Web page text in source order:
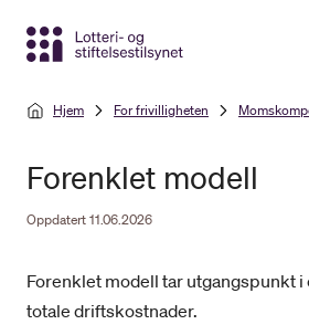
Hjem For frivilligheten
Forenklet modell
Oppdatert 11.06.2026
Forenklet modell tar utgangspunkt
totale driftskostnader.